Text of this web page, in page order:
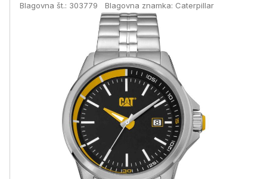
Blagovna št.: 303779 Blagovna znamka: Caterpillar